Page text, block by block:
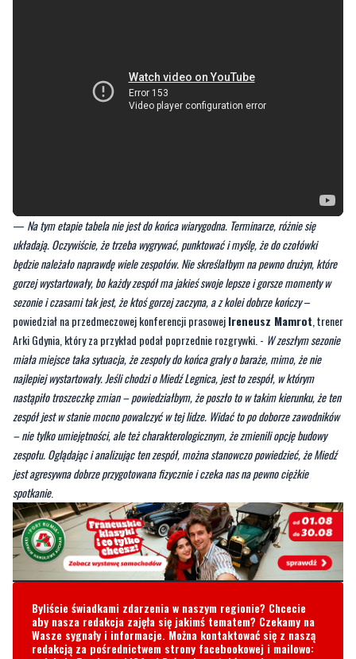
będzie należało naprawdę wiele zespołów. Nie skreślałbym na pewno drużyn, które
gorzej wystartowały, bo każdy zespół ma jakieś swoje lepsze i gorsze momenty w
sezonie i czasami tak jest, że ktoś gorzej zaczyna, a z kolei dobrze kończy–
powiedział na przedmeczowej konferencji prasowejIreneusz Mamrot , trener
Arki Gdynia, który za przykład podał poprzednie rozgrywki. -W zeszłym sezonie
miała miejsce taka sytuacja, że zespoły do końca grały o baraże, mimo, że nie
najlepiej wystartowały. Jeśli chodzi o Miedź Legnica, jest to zespół, w którym
nastąpiło troszeczkę zmian – powiedziałbym, że poszło to w takim kierunku, że ten
zespół jest w stanie mocno powalczyć w tej lidze. Widać to po doborze zawodników
– nie tylko umiejętności, ale też charakterologicznym, że zmienili opcję budowy
zespołu. Oglądając i analizując ten zespół, można stanowczo powiedzieć, że Miedź
jest agresywna dobrze przygotowana fizycznie i czeka nas na pewno ciężkie
spotkanie.
Byliście świadkami zdarzenia w naszym regionie? Chcecie
aby nasza redakcja zajęła się jakimś tematem? Czekamy na
Wasze sygnały i informacje. Można kontaktować się z naszą
redakcja@nadmorski24.plDyżurujemy także pod numerem
telefonu729 715 670.